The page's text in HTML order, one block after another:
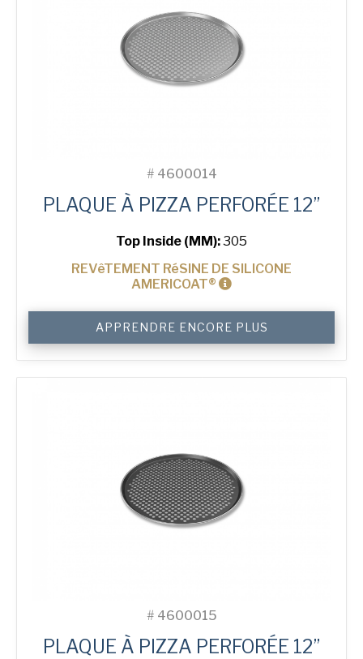
# 4600014
PLAQUE À PIZZA PERFORÉE 12”
Top Inside (MM):305
REVêTEMENT RéSINE DE SILICONE
AMERICOAT®
12"
Perforated
Pizza
APPRENDRE ENCORE PLUS
# 4600015
PLAQUE À PIZZA PERFORÉE 12”